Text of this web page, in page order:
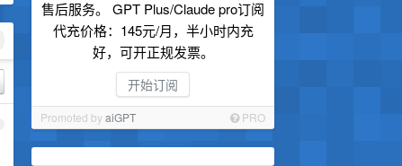
售后服务。 GPT Plus/Claude pro订阅
代充价格：145元/月，半小时内充
好，可开正规发票。
开始订阅
Promoted byaiGPT PRO